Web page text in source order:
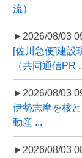
流）
►2026/08/03
[佐川急便]建設
（共同通信PR
►2026/08/03
伊勢志摩を核
動産 ...
►2026/08/03